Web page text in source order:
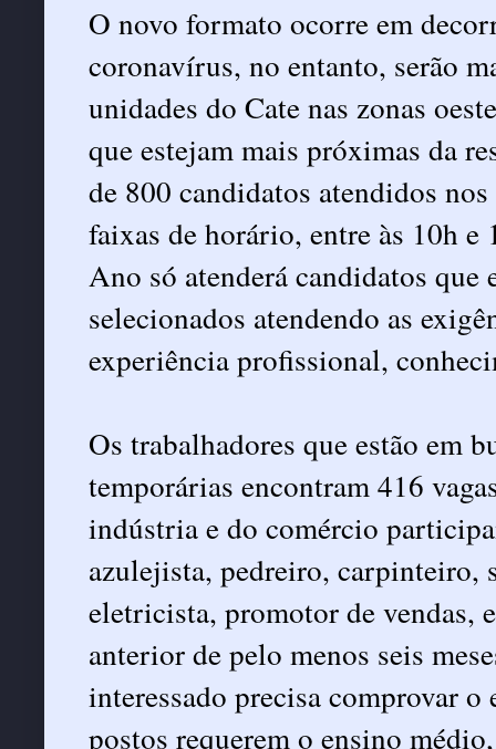
O novo formato ocorre em
coronavírus, no entanto, serão
unidades do Cate nas zonas
que estejam mais próximas da
de 800 candidatos atendidos
faixas de horário, entre às 10h e
Ano só atenderá candidatos que
selecionados atendendo as
experiência profissional,
Os trabalhadores que estão em
temporárias encontram 416
indústria e do comércio
azulejista, pedreiro, carpinteiro,
eletricista, promotor de vendas,
anterior de pelo menos seis
interessado precisa comprovar
postos requerem o ensino